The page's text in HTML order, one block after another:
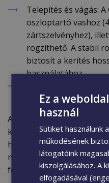
Telepítés és vágás:
oszloptartó vashoz
zártszelvényhez),
rögzíthető. A stabil
biztosít a kerítés
használatához.
Raktárunkban
melynek díja: 200 Ft
A Co-Ex WPC
kivitelben készülnek, és
harmonizálnak a
nút 32 mm mély és 22
forgalmazott WPC
Ez a
használ
Sütiket használunk
működésének
látogatóink
kiszolgálásához. A
elfogadásával